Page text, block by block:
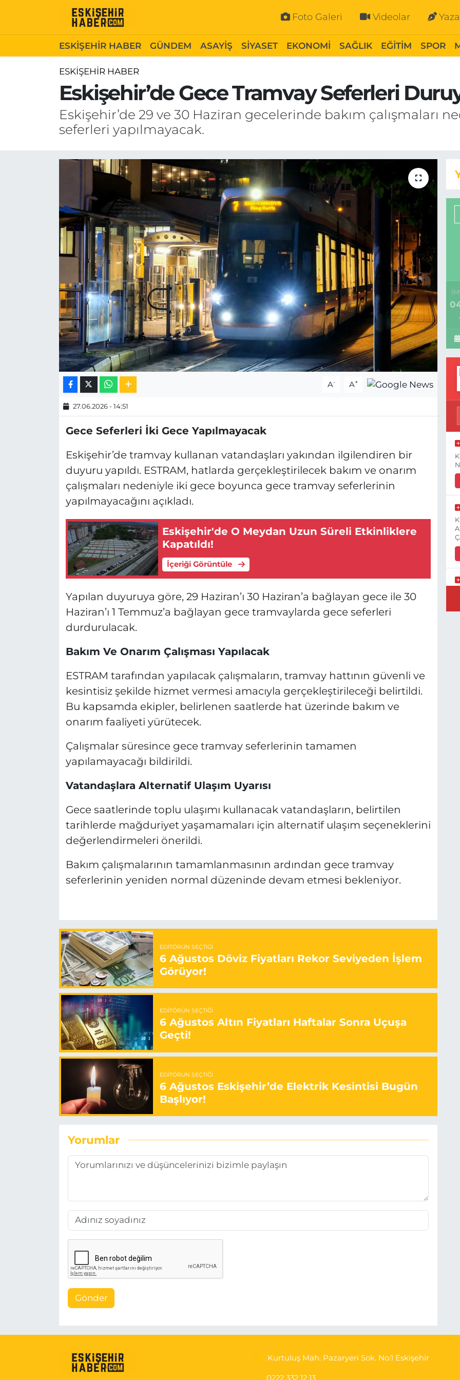
Foto Galeri Videolar
ESKİŞEHİR HABER GÜNDEM ASAYİŞ SİYASET EKONOMİ SAĞLIK EĞİTİM SPOR
ESKİŞEHİR HABER
Eskişehir’de Gece Tramvay Seferleri
Eskişehir’de 29 ve 30 Haziran gecelerinde bakım çalışmaları
seferleri yapılmayacak.
A- A+
27.06.2026 - 14:51
Gece Seferleri İki Gece Yapılmayacak
Eskişehir’de tramvay kullanan vatandaşları yakından ilgilendiren bir
duyuru yapıldı. ESTRAM, hatlarda gerçekleştirilecek bakım ve onarım
çalışmaları nedeniyle iki gece boyunca gece tramvay seferlerinin
yapılmayacağını açıkladı.
Eskişehir'de O Meydan Uzun Süreli Etkinliklere
Kapatıldı!
İçeriği Görüntüle
Yapılan duyuruya göre, 29 Haziran’ı 30 Haziran’a bağlayan gece ile 30
Haziran’ı 1 Temmuz’a bağlayan gece tramvaylarda gece seferleri
durdurulacak.
Bakım Ve Onarım Çalışması Yapılacak
ESTRAM tarafından yapılacak çalışmaların, tramvay hattının güvenli ve
kesintisiz şekilde hizmet vermesi amacıyla gerçekleştirileceği belirtildi.
Bu kapsamda ekipler, belirlenen saatlerde hat üzerinde bakım ve
onarım faaliyeti yürütecek.
Çalışmalar süresince gece tramvay seferlerinin tamamen
yapılamayacağı bildirildi.
Vatandaşlara Alternatif Ulaşım Uyarısı
Gece saatlerinde toplu ulaşımı kullanacak vatandaşların, belirtilen
tarihlerde mağduriyet yaşamamaları için alternatif ulaşım seçeneklerini
değerlendirmeleri önerildi.
Bakım çalışmalarının tamamlanmasının ardından gece tramvay
seferlerinin yeniden normal düzeninde devam etmesi bekleniyor.
EDITÖRÜN SEÇTIĞI
6 Ağustos Döviz Fiyatları Rekor Seviyeden İşlem
Görüyor!
EDITÖRÜN SEÇTIĞI
6 Ağustos Altın Fiyatları Haftalar Sonra Uçuşa
Geçti!
EDITÖRÜN SEÇTIĞI
6 Ağustos Eskişehir’de Elektrik Kesintisi Bugün
Başlıyor!
Yorumlar
Gönder
Kurtuluş Mah. Pazaryeri Sok. No:1 Eskişehir
0222 332 12 13
ESKİŞEHİR HABER
SİYASET
MAGAZİN
ESKİŞEHİRSPOR
Gizlilik Politikası
Hakkımızda
İletişim
Odunpazarı Hava Durumu
Odunpazarı Trafik Yoğunluk Haritası
Süper Lig Puan Durumu ve Fikstür
Tüm Manşetler